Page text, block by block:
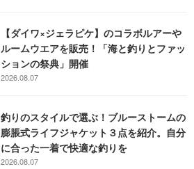
【ダイワ×ジェラピケ】のコラボルアーや
ルームウエアを販売！「海と釣りとファッ
ションの祭典」開催
2026.08.07
釣りのスタイルで選ぶ！ブルーストームの
膨脹式ライフジャケット３点を紹介。自分
に合った一着で快適な釣りを
2026.08.07